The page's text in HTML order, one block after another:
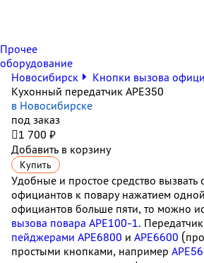
Прочее
оборудование
Новосибирск
Кнопки вызова
Кухонный передатчик APE350
в Новосибирске
под заказ
1 700 ₽
Добавить в корзину
Купить
Удобные и простое средство вызвать
официантов к повару нажатием
официантов больше пяти, то можно
вызова повара АРЕ100-1.
пейджерами АРЕ6800 и APE6600
простыми кнопками, например